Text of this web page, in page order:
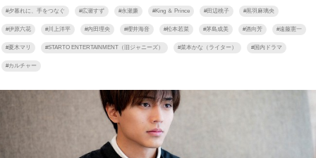
#夕暮れに、手をつなぐ #広瀬すず #永瀬廉 #King ＆ Prince #田辺桃子 #黒羽麻璃央
#伊原六花 #川上洋平 #内田理央 #櫻井海音 #松本若菜 #茅島成美 #酒向芳 #遠藤憲一
#夏木マリ #STARTO ENTERTAINMENT（旧ジャニーズ） #菜本かな（ライター） #国内ドラマ
#カルチャー